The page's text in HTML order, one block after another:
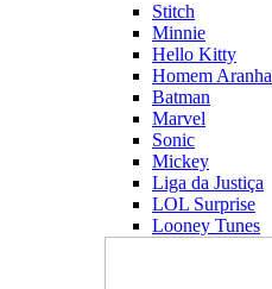
Stitch
Minnie
Hello Kitty
Homem Aranha
Batman
Marvel
Sonic
Mickey
Liga da Justiça
LOL Surprise
Looney Tunes